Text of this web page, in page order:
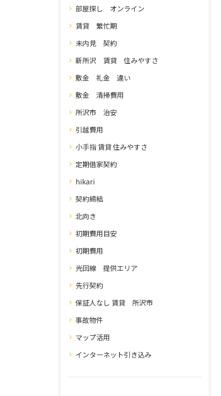
部屋探し オンライン
賃貸 繁忙期
未内見 契約
新所沢 賃貸 住みやすさ
敷金 礼金 違い
敷金 清掃費用
所沢市 治安
引越費用
小手指 賃貸 住みやすさ
定期借家契約
hikari
契約締結
北向き
初期費用目安
初期費用
光回線 提供エリア
先行契約
保証人なし 賃貸 所沢市
事故物件
マップ活用
インターネット引き込み